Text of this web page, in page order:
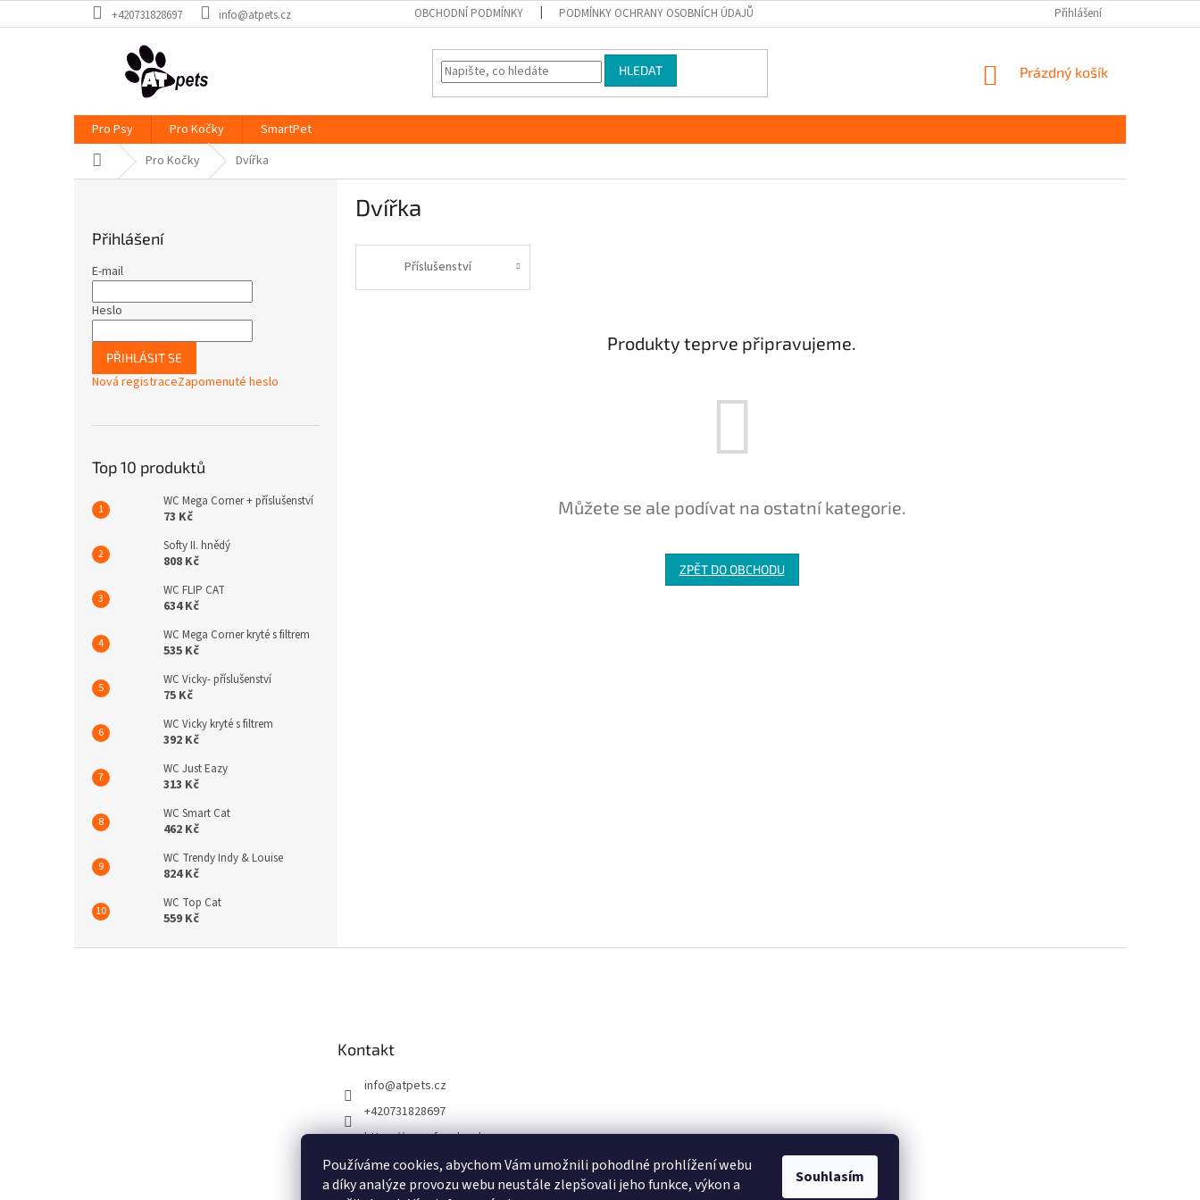
Používáme cookies, abychom Vám umožnili pohodlné prohlížení webu
a díky analýze provozu webu neustále zlepšovali jeho funkce, výkon a
Souhlasím
na
+420731828697 info@atpets.cz OBCHODNÍ PODMÍNKY PODMÍNKY OCHRANY OSOBNÍCH ÚDAJŮ Přihlášení
HLEDAT
NÁKUPNÍ
Prázdný košík
Pro Psy Pro Kočky
SmartPet
Domů Pro Kočky Dvířka
Přihlášení
E-mail
Heslo
PŘIHLÁSIT SE
Nová registraceZapomenuté heslo
Top 10 produktů
WC Mega Corner + příslušenství
73 Kč
Softy II. hnědý
808 Kč
WC FLIP CAT
634 Kč
WC Mega Corner kryté s filtrem
535 Kč
WC Vicky- příslušenství
75 Kč
WC Vicky kryté s filtrem
392 Kč
WC Just Eazy
313 Kč
WC Smart Cat
462 Kč
WC Trendy Indy & Louise
824 Kč
WC Top Cat
559 Kč
Dvířka
Příslušenství
Produkty teprve připravujeme.
Můžete se ale podívat na ostatní kategorie.
ZPĚT DO OBCHODU
Kontakt
info@atpets.cz
+420731828697
https://www.facebook.co
m/ATpets.eshop
https://www.instagram.co